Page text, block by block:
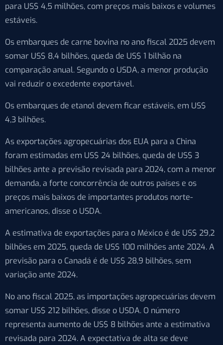
para US$ 4,5 milhões, com preços mais baixos e volumes
estáveis.
Os embarques de carne bovina no ano fiscal 2025 devem
somar US$ 8,4 bilhões, queda de US$ 1 bilhão na
comparação anual. Segundo o USDA, a menor produção
vai reduzir o excedente exportável.
Os embarques de etanol devem ficar estáveis, em US$
4,3 bilhões.
As exportações agropecuárias dos EUA para a China
foram estimadas em US$ 24 bilhões, queda de US$ 3
bilhões ante a previsão revisada para 2024, com a menor
demanda, a forte concorrência de outros países e os
preços mais baixos de importantes produtos norte-
americanos, disse o USDA.
A estimativa de exportações para o México é de US$ 29,2
bilhões em 2025, queda de US$ 100 milhões ante 2024. A
previsão para o Canadá é de US$ 28,9 bilhões, sem
variação ante 2024.
No ano fiscal 2025, as importações agropecuárias devem
somar US$ 212 bilhões, disse o USDA. O número
representa aumento de US$ 8 bilhões ante a estimativa
revisada para 2024. A expectativa de alta se deve